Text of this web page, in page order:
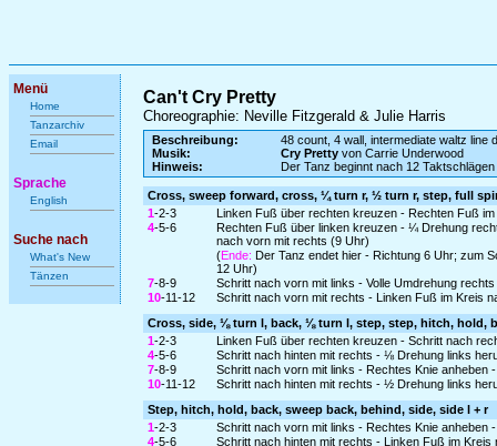
Menü
Home
Tanzarchiv
Email
Sprache
English
Suche nach
What's New
Tänzen
Can't Cry Pretty
Choreographie: Neville Fitzgerald & Julie Harris
Beschreibung:
48 count, 4 wall, intermediate waltz line
Musik:
Cry Prettyvon Carrie Underwood
Hinweis:
Der Tanz beginnt nach 12 Taktschlägen
Cross, sweep forward, cross, ¼ turn r, ½ turn r, step, full
1-2-3
Linken Fuß über rechten kreuzen - Rechten Fuß
4-5-6
Rechten Fuß über linken kreuzen - ¼ Drehung
nach vorn mit rechts (9 Uhr)
(Ende: Der Tanz endet hier - Richtung 6 Uhr; zum
12 Uhr)
7-8-9
Schritt nach vorn mit links - Volle Umdrehung
10-11-12
Schritt nach vorn mit rechts - Linken Fuß im Kreis
Cross, side, ⅛ turn l, back, ⅛ turn l, step, step, hitch, hold,
1-2-3
Linken Fuß über rechten kreuzen - Schritt nach
4-5-6
Schritt nach hinten mit rechts - ⅛ Drehung links
7-8-9
Schritt nach vorn mit links - Rechtes Knie anheben
10-11-12
Schritt nach hinten mit rechts - ½ Drehung links
Step, hitch, hold, back, sweep back, behind, side, side l + r
1-2-3
Schritt nach vorn mit links - Rechtes Knie anheben
4-5-6
Schritt nach hinten mit rechts - Linken Fuß im Kreis